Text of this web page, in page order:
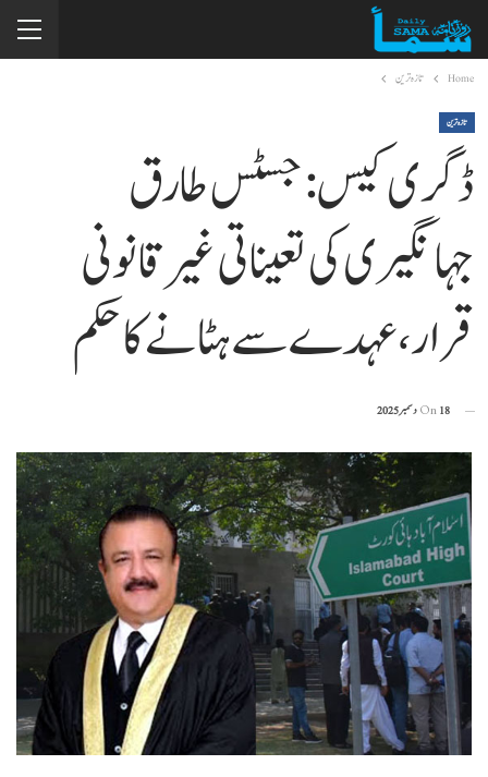
Home تازہ ترین
تازہ ترین
ڈگری کیس: جسٹس طارق
جہانگیری کی تعیناتی غیرقانونی
قرار، عہدے سے ہٹانے کا حکم
On18 دسمبر 2025